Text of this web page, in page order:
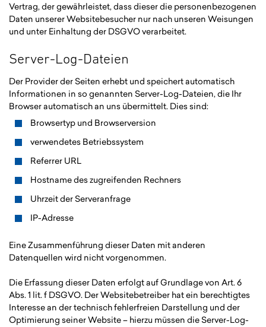
Vertrag, der gewährleistet, dass dieser die personenbezogenen
Daten unserer Websitebesucher nur nach unseren Weisungen
und unter Einhaltung der DSGVO verarbeitet.
Server-Log-Dateien
Der Provider der Seiten erhebt und speichert automatisch
Informationen in so genannten Server-Log-Dateien, die Ihr
Browser automatisch an uns übermittelt. Dies sind:
Browsertyp und Browserversion
verwendetes Betriebssystem
Referrer URL
Hostname des zugreifenden Rechners
Uhrzeit der Serveranfrage
IP-Adresse
Eine Zusammenführung dieser Daten mit anderen
Datenquellen wird nicht vorgenommen.
Die Erfassung dieser Daten erfolgt auf Grundlage von Art. 6
Abs. 1 lit. f DSGVO. Der Websitebetreiber hat ein berechtigtes
Interesse an der technisch fehlerfreien Darstellung und der
Optimierung seiner Website – hierzu müssen die Server-Log-